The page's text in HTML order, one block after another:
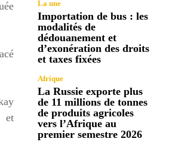
et
La une
Importation de bus : les
modalités de
dédouanement et
d’exonération des droits
et taxes fixées
Afrique
La Russie exporte plus
de 11 millions de tonnes
de produits agricoles
vers l’Afrique au
premier semestre 2026